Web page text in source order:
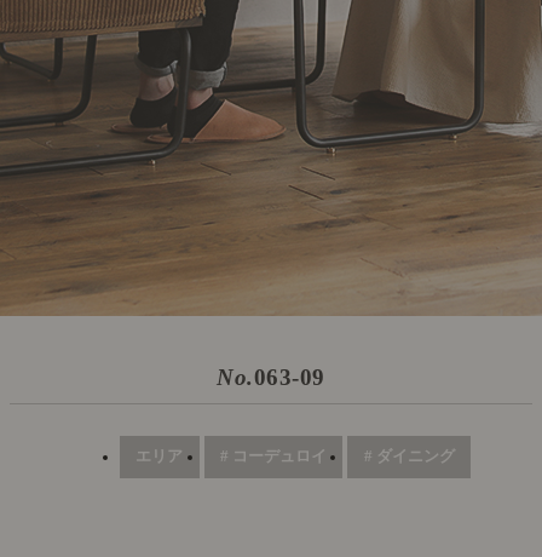
No.063-09
エリア # コーデュロイ # ダイニング